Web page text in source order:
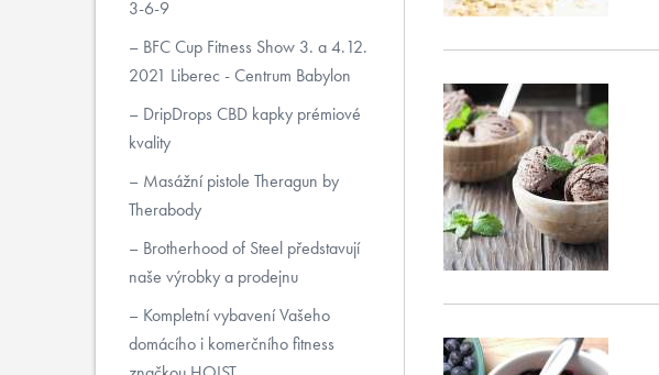
3-6-9
BFC Cup Fitness Show 3. a 4.12.
2021 Liberec - Centrum Babylon
DripDrops CBD kapky prémiové
kvality
Masážní pistole Theragun by
Therabody
Brotherhood of Steel představují
naše výrobky a prodejnu
Kompletní vybavení Vašeho
domácího i komerčního fitness